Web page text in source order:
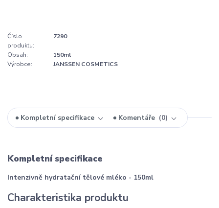
Číslo
produktu:
7290
Obsah:
150ml
Výrobce:
JANSSEN COSMETICS
Kompletní specifikace Komentáře 0
Kompletní specifikace
Intenzivně hydratační tělové mléko - 150ml
Charakteristika produktu